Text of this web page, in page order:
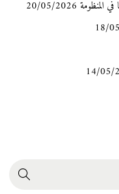
المنظومة 20/05/2026
18/
14/05/